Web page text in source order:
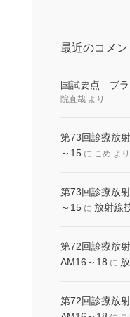
最近のコメン
国試要点 ブラ
院直哉 より
第73回診療放
～15 に こめ より
第73回診療放
～15 に 放射線
第72回診療放
AM16～18 に
第72回診療放